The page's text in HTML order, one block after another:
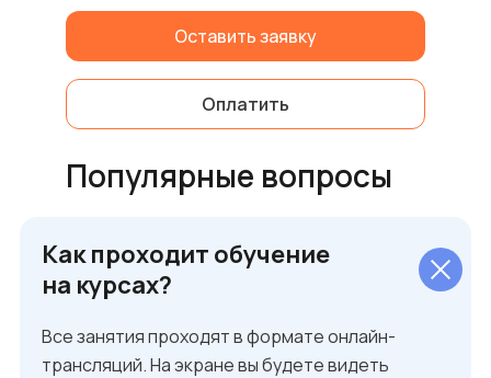
Оставить заявку
Оплатить
Популярные вопросы
Как проходит обучение
на курсах?
Все занятия проходят в формате онлайн-
трансляций. На экране вы будете видеть